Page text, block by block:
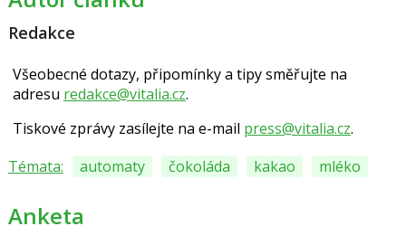
Redakce
Všeobecné dotazy, připomínky a tipy směřujte na
adresu redakce@vitalia.cz.
Tiskové zprávy zasílejte na e-mail press@vitalia.cz.
Témata:
automaty čokoláda kakao mléko
Anketa